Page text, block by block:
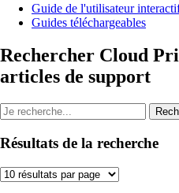
Guide de l'utilisateur
Guides téléchargeables
Rechercher Cloud
articles de support
Résultats de la recherche